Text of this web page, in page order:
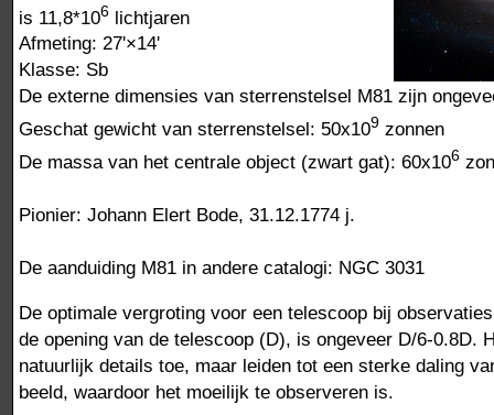
is 11,8*106 lichtjaren
Afmeting: 27'×14'
Klasse: Sb
De externe dimensies van sterrenstelsel M81 zijn
Geschat gewicht van sterrenstelsel: 50x109 zonnen
De massa van het centrale object (zwart gat): 60x106
Pionier: Johann Elert Bode, 31.12.1774 j.
De aanduiding M81 in andere catalogi: NGC 3031
De optimale vergroting voor een telescoop bij
de opening van de telescoop (D), is ongeveer D/6-0.8D.
natuurlijk details toe, maar leiden tot een sterke daling
beeld, waardoor het moeilijk te observeren is.